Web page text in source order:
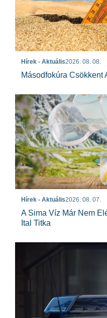
Hírek - Aktuális2026. 08. 08.
Másodfokúra Csökkent
Hírek - Aktuális2026. 08. 07.
A Sima Víz Már Nem
Ital Titka